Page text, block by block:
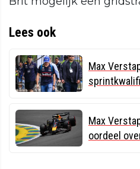
Lees ook
Max
Max
oordeel